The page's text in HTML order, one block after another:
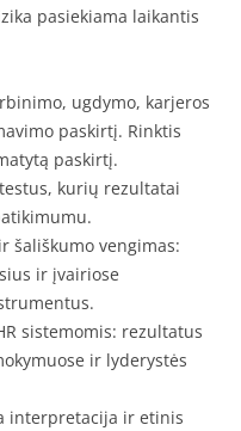
pasiekiama laikantis
ugdymo, karjeros
paskirtį. Rinktis
paskirtį.
kurių rezultatai
šališkumo vengimas:
ir įvairiose
sistemomis: rezultatus
ir lyderystės
interpretacija ir etinis